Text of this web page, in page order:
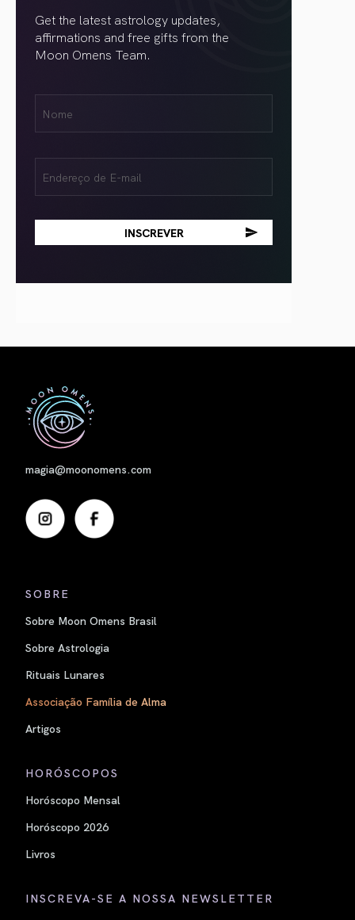
Get the latest astrology updates,
affirmations and free gifts from the
Moon Omens Team.
(obrigatório)
(obrigatório)
magia@moonomens.com
SOBRE
Sobre Moon Omens Brasil
Sobre Astrologia
Rituais Lunares
Associação Família de Alma
Artigos
HORÓSCOPOS
Horóscopo Mensal
Horóscopo 2026
Livros
INSCREVA-SE A NOSSA NEWSLETTER
Nome